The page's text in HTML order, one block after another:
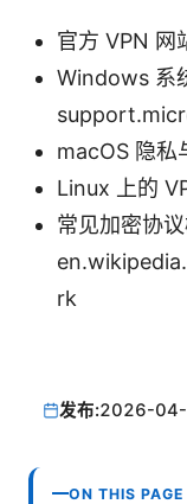
官方 VPN 网
Windows 系
macOS 隐
Linux 上的
常见加密协
rk
发布:2026-
ON THIS PAGE